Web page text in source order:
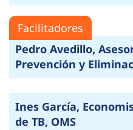
Facilitadores
Pedro Avedillo,
Prevención y
Ines García,
de TB, OMS